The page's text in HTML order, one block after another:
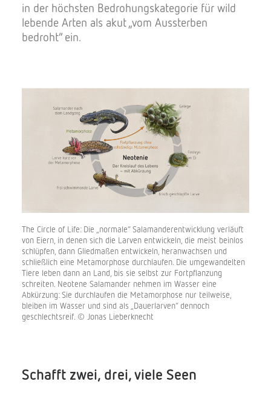
in der höchsten Bedrohungskategorie für wild
lebende Arten als akut „vom Aussterben
bedroht“ ein.
The Circle of Life: Die „normale“ Salamanderentwicklung verläuft
von Eiern, in denen sich die Larven entwickeln, die meist beinlos
schlüpfen, dann Gliedmaßen entwickeln, heranwachsen und
schließlich eine Metamorphose durchlaufen. Die umgewandelten
Tiere leben dann an Land, bis sie selbst zur Fortpflanzung
schreiten. Neotene Salamander nehmen im Wasser eine
Abkürzung: Sie durchlaufen die Metamorphose nur teilweise,
bleiben im Wasser und sind als „Dauerlarven“ dennoch
geschlechtsreif. © Jonas Lieberknecht
Schafft zwei, drei, viele Seen